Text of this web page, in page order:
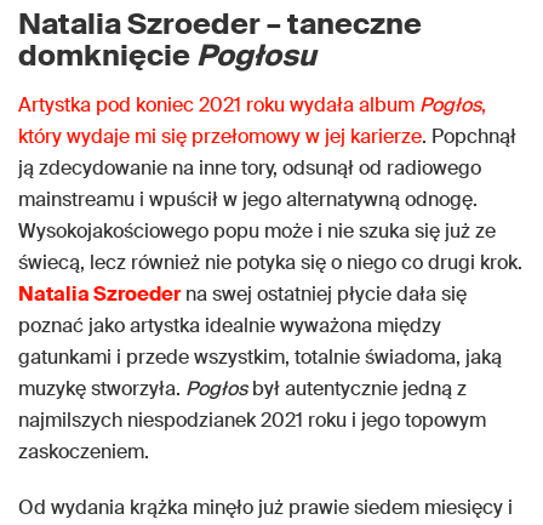
Natalia Szroeder – taneczne
domknięciePogłosu
Artystka pod koniec 2021 roku wydała album Pogłos,
który wydaje mi się przełomowy w jej karierze. Popchnął
ją zdecydowanie na inne tory, odsunął od radiowego
mainstreamu i wpuścił w jego alternatywną odnogę.
Wysokojakościowego popu może i nie szuka się już ze
świecą, lecz również nie potyka się o niego co drugi krok.
Natalia Szroederna swej ostatniej płycie dała się
poznać jako artystka idealnie wyważona między
gatunkami i przede wszystkim, totalnie świadoma, jaką
muzykę stworzyła. Pogłosbył autentycznie jedną z
najmilszych niespodzianek 2021 roku i jego topowym
zaskoczeniem.
Od wydania krążka minęło już prawie siedem miesięcy i